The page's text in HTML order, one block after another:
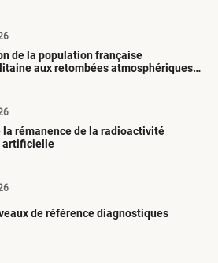
de la population française
aux retombées atmosphériques
depuis 1945
la rémanence de la radioactivité
artificielle
de référence diagnostiques